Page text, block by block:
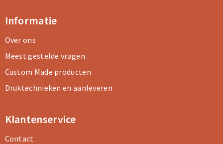
Informatie
Over ons
Meest gestelde vragen
Custom Made producten
Druktechnieken en aanleveren
Klantenservice
Contact